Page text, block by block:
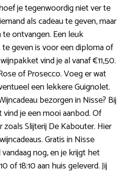
je tegenwoordig niet ver te
als cadeau te geven, maar
ontvangen. Een leuk
geven is voor een diploma of
vind je al vanaf €11,50.
of Prosecco. Voeg er wat
een lekkere Guignolet.
bezorgen in Nisse? Bij
je een mooi aanbod. Of
Slijterij De Kabouter. Hier
Gratis in Nisse
nog, en je krijgt het
of 18:10 aan huis geleverd. Jij